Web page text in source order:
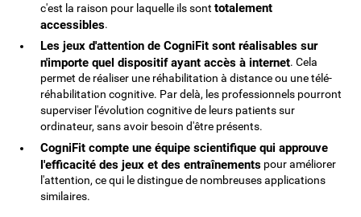
c'est la raison pour laquelle ils sonttotalement
accessibles.
Les jeux d'attention de CogniFit sont réalisables sur
n'importe quel dispositif ayant accès à internet. Cela
permet de réaliser une réhabilitation à distance ou une télé-
réhabilitation cognitive. Par delà, les professionnels pourront
superviser l'évolution cognitive de leurs patients sur
ordinateur, sans avoir besoin d'être présents.
CogniFit compte une équipe scientifique qui approuve
l'efficacité des jeux et des entraînements pour améliorer
l'attention, ce qui le distingue de nombreuses applications
similaires.